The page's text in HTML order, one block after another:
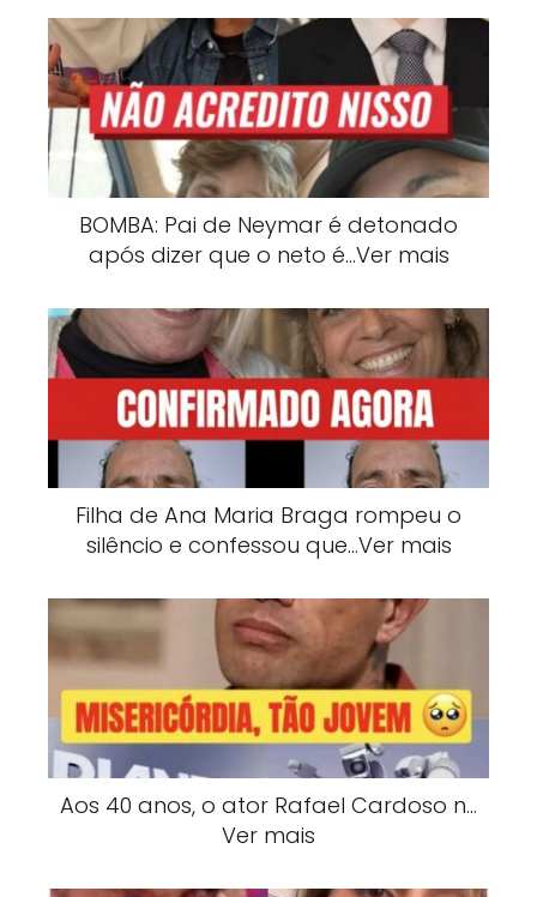
BOMBA: Pai de Neymar é detonado
após dizer que o neto é…Ver mais
Filha de Ana Maria Braga rompeu o
silêncio e confessou que…Ver mais
Aos 40 anos, o ator Rafael Cardoso n…
Ver mais